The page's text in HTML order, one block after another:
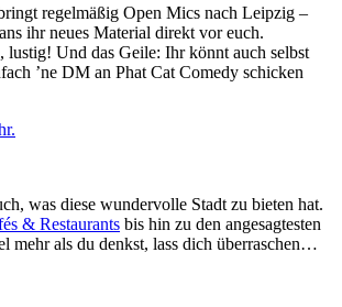
regelmäßig Open Mics nach Leipzig –
ihr neues Material direkt vor euch.
lustig! Und das Geile: Ihr könnt auch selbst
’ne DM an Phat Cat Comedy schicken
was diese wundervolle Stadt zu bieten hat.
& Restaurants bis hin zu den angesagtesten
mehr als du denkst, lass dich überraschen…